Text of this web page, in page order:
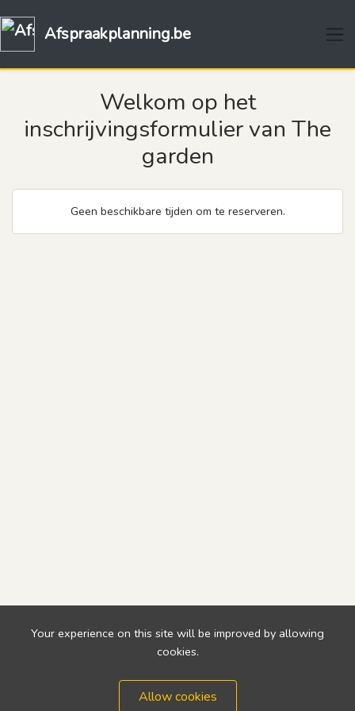
Afspraakplanning.be
Welkom op het
inschrijvingsformulier van The
garden
Geen beschikbare tijden om te reserveren.
Your experience on this site will be improved by allowing
cookies.
Allow cookies